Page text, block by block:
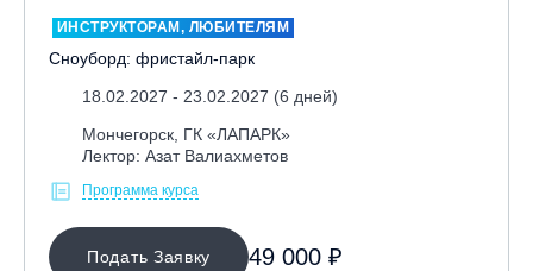
ИНСТРУКТОРАМ, ЛЮБИТЕЛЯМ
Сноуборд: фристайл-парк
18.02.2027 - 23.02.2027 (6 дней)
Мончегорск, ГК «ЛАПАРК»
Лектор: Азат Валиахметов
Программа курса
Подать Заявку 49 000 ₽